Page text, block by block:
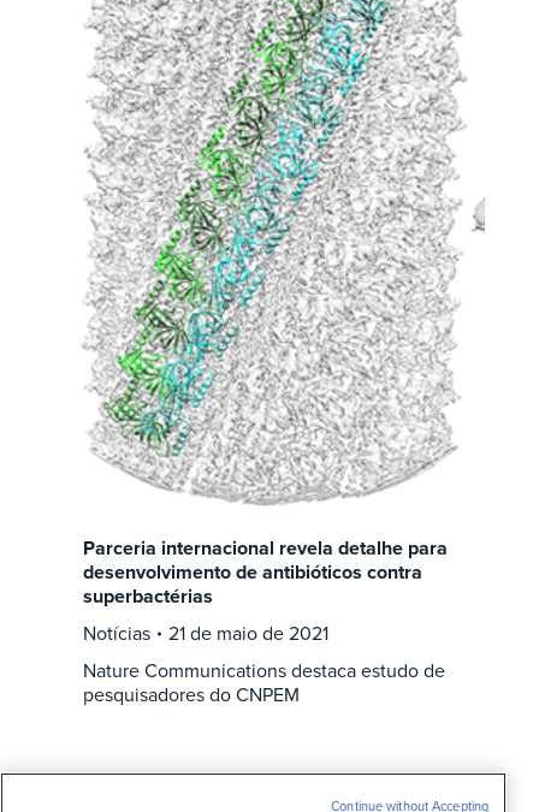
Parceria internacional revela detalhe para
desenvolvimento de antibióticos contra
superbactérias
Notícias
21 de maio de 2021
Nature Communications destaca estudo de
pesquisadores do CNPEM
Continue without Accepting